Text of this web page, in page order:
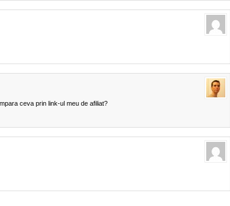
ceva prin link-ul meu de afiliat?